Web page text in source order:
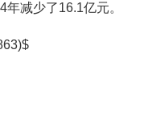
减少了16.1亿元。